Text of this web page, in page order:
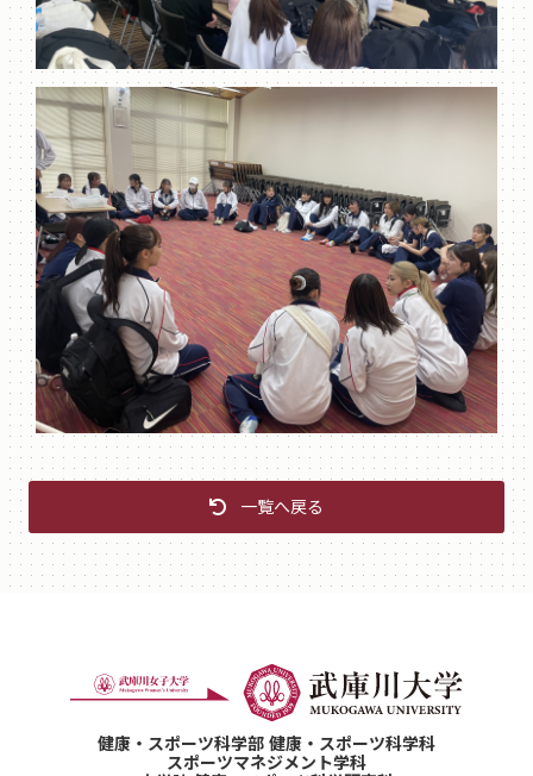
一覧へ戻る
健康・スポーツ科学部 健康・スポーツ科学科
スポーツマネジメント学科